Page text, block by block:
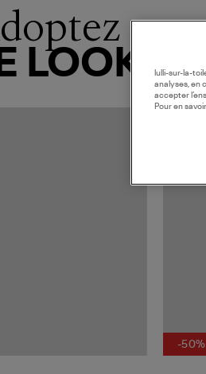
LOOK
-50%
lulli-sur-la-
analyses, en
accepter
Pour en